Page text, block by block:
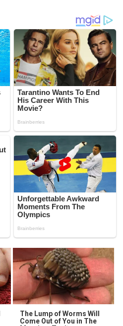
The Lump of Worms Will
Come Out of You in The